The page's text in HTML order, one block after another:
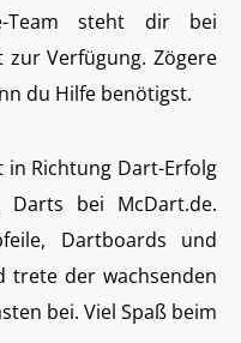
Team steht dir bei
zur Verfügung. Zögere
du Hilfe benötigst.
Richtung Dart-Erfolg
bei McDart.de.
Dartboards und
trete der wachsenden
bei. Viel Spaß beim